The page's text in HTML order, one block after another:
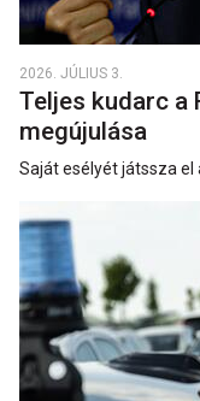
2026. JÚLIUS 3.
Teljes kudarc a
megújulása
Saját esélyét játssza el